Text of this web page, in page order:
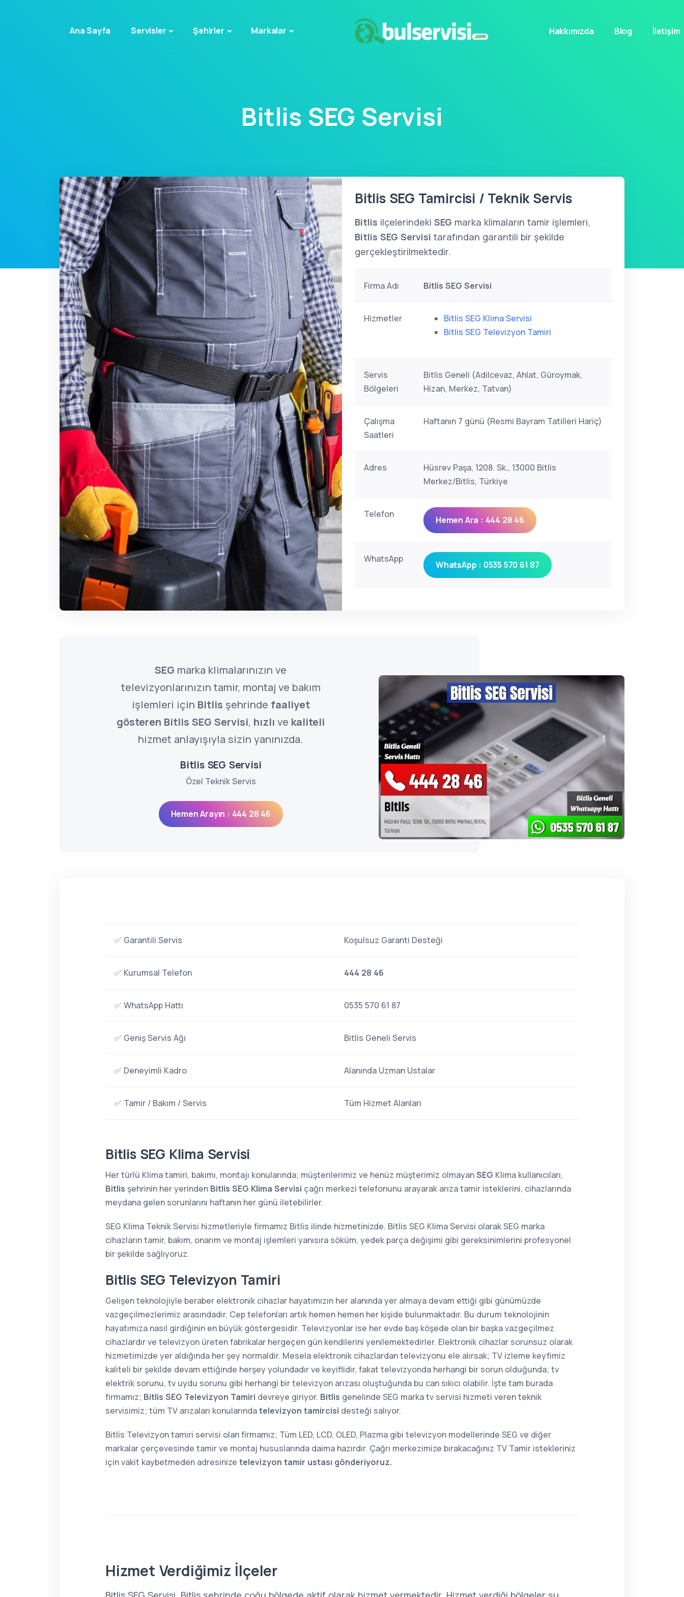
Ana Sayfa Servisler Şehirler Markalar Hakkımızda Blog İletişim
Bitlis SEG Servisi
Bitlis SEG Tamircisi / Teknik Servis
Bitlis ilçelerindeki SEG marka klimaların tamir işlemleri,
Bitlis SEG Servisi tarafından garantili bir şekilde
gerçekleştirilmektedir.
Firma Adı Bitlis SEG Servisi
Hizmetler
Bitlis SEG Klima Servisi
Bitlis SEG Televizyon Tamiri
Servis
Bölgeleri
Bitlis Geneli (Adilcevaz, Ahlat, Güroymak,
Hizan, Merkez, Tatvan)
Çalışma
Saatleri
Haftanın 7 günü (Resmi Bayram Tatilleri Hariç)
Adres
Hüsrev Paşa, 1208. Sk., 13000 Bitlis
Merkez/Bitlis, Türkiye
Telefon
Hemen Ara : 444 28 46
WhatsApp
WhatsApp : 0535 570 61 87
SEG marka klimalarınızın ve
televizyonlarınızın tamir, montaj ve bakım
işlemleri için Bitlis şehrinde faaliyet
gösteren Bitlis SEG Servisi, hızlı ve kaliteli
hizmet anlayışıyla sizin yanınızda.
Bitlis SEG Servisi
Özel Teknik Servis
Hemen Arayın : 444 28 46
✅ Garantili Servis Koşulsuz Garanti Desteği
✅ Kurumsal Telefon 444 28 46
✅ WhatsApp Hattı 0535 570 61 87
✅ Geniş Servis Ağı Bitlis Geneli Servis
✅ Deneyimli Kadro Alanında Uzman Ustalar
✅ Tamir / Bakım / Servis Tüm Hizmet Alanları
Bitlis SEG Klima Servisi
Her türlü Klima tamiri, bakımı, montajı konularında; müşterilerimiz ve henüz müşterimiz olmayanSEG Klima kullanıcıları,
Bitlis şehrinin her yerinden Bitlis SEG Klima Servisi çağrı merkezi telefonunu arayarak arıza tamir isteklerini, cihazlarında
meydana gelen sorunlarını haftanın her günü iletebilirler.
SEG Klima Teknik Servisi hizmetleriyle firmamız Bitlis ilinde hizmetinizde. Bitlis SEG Klima Servisi olarak SEG marka
cihazların tamir, bakım, onarım ve montaj işlemleri yanısıra söküm, yedek parça değişimi gibi gereksinimlerini profesyonel
bir şekilde sağlıyoruz.
Bitlis SEG Televizyon Tamiri
Gelişen teknolojiyle beraber elektronik cihazlar hayatımızın her alanında yer almaya devam ettiği gibi günümüzde
vazgeçilmezlerimiz arasındadır. Cep telefonları artık hemen hemen her kişide bulunmaktadır. Bu durum teknolojinin
hayatımıza nasıl girdiğinin en büyük göstergesidir. Televizyonlar ise her evde baş köşede olan bir başka vazgeçilmez
cihazlardır ve televizyon üreten fabrikalar hergeçen gün kendilerini yenilemektedirler. Elektronik cihazlar sorunsuz olarak
hizmetimizde yer aldığında her şey normaldir. Mesela elektronik cihazlardan televizyonu ele alırsak; TV izleme keyfimiz
kaliteli bir şekilde devam ettiğinde herşey yolundadır ve keyiflidir, fakat televizyonda herhangi bir sorun olduğunda; tv
elektrik sorunu, tv uydu sorunu gibi herhangi bir televizyon arızası oluştuğunda bu can sıkıcı olabilir. İşte tam burada
firmamız; Bitlis SEG Televizyon Tamiri devreye giriyor. Bitlis genelinde SEG marka tv servisi hizmeti veren teknik
servisimiz; tüm TV arızaları konularındatelevizyon tamircisi desteği salıyor.
Bitlis Televizyon tamiri servisi olan firmamız; Tüm LED, LCD, OLED, Plazma gibi televizyon modellerinde SEG ve diğer
markalar çerçevesinde tamir ve montaj hususlarında daima hazırdır. Çağrı merkezimize bırakacağınız TV Tamir istekleriniz
için vakit kaybetmeden adresinize televizyon tamir ustası gönderiyoruz.
Hizmet Verdiğimiz İlçeler